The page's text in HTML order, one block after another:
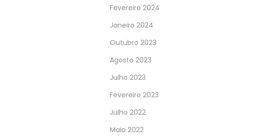
Fevereiro 2024
Janeiro 2024
Outubro 2023
Agosto 2023
Julho 2023
Fevereiro 2023
Julho 2022
Maio 2022